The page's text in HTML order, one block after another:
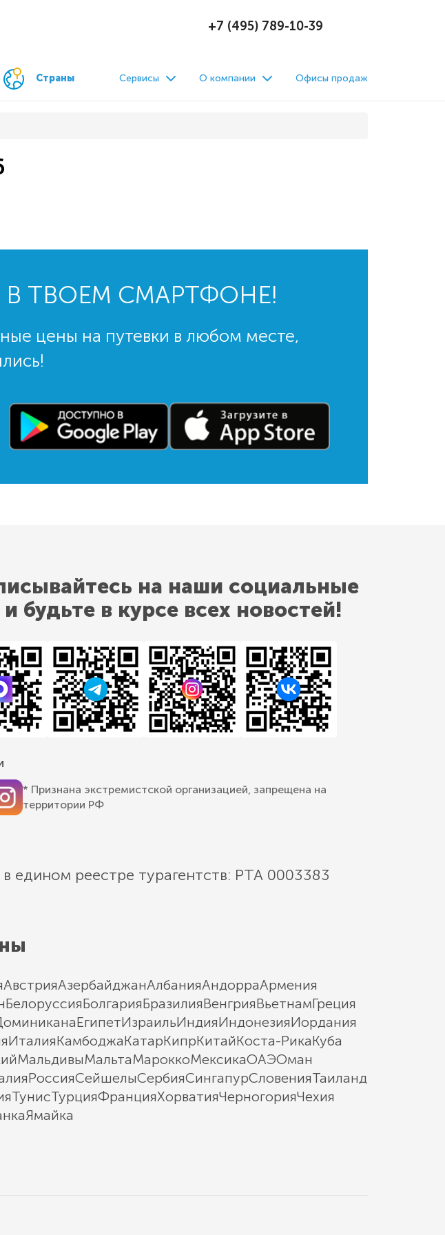
+7 (495) 789-10-39
Страны Сервисы О компании Офисы продаж
В ТВОЕМ СМАРТФОНЕ!
цены на путевки в любом месте,
на наши социальные
и будьте в курсе всех новостей!
* Признана экстремистской организацией, запрещена на
территории РФ
едином реестре турагентств: РТА 0003383
АвстрияАзербайджанАлбанияАндорраАрмения
БелоруссияБолгарияБразилияВенгрияВьетнамГреция
ЕгипетИзраильИндияИндонезияИордания
ИталияКамбоджаКатарКипрКитайКоста-РикаКуба
МальдивыМальтаМароккоМексикаОАЭОман
РоссияСейшелыСербияСингапурСловенияТаиланд
ТунисТурцияФранцияХорватияЧерногорияЧехия
Ямайка